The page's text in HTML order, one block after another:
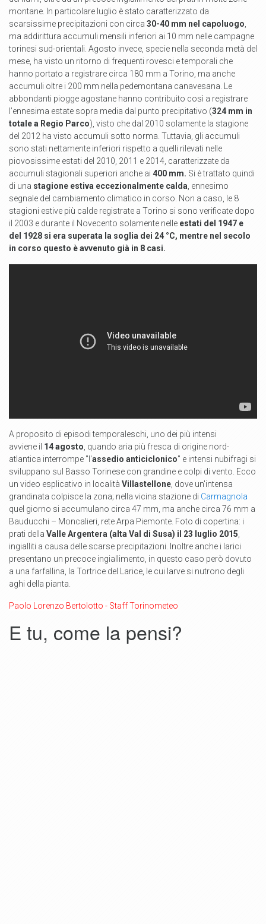
montane. In particolare luglio è stato caratterizzato da
scarsissime precipitazioni con circa 30-40 mm nel capoluogo
ma addirittura accumuli mensili inferiori ai 10 mm nelle campagne
torinesi sud-orientali. Agosto invece, specie nella seconda metà del
mese, ha visto un ritorno di frequenti rovesci e temporali che
hanno portato a registrare circa 180 mm a Torino, ma anche
accumuli oltre i 200 mm nella pedemontana canavesana. Le
abbondanti piogge agostane hanno contribuito così a registrare
l’ennesima estate sopra media dal punto precipitativo (324 mm in
totale a Regio Parco), visto che dal 2010 solamente la stagione
del 2012 ha visto accumuli sotto norma. Tuttavia, gli accumuli
sono stati nettamente inferiori rispetto a quelli rilevati nelle
piovosissime estati del 2010, 2011 e 2014, caratterizzate da
accumuli stagionali superiori anche ai 400 mm. Si è trattato quindi
di una stagione estiva eccezionalmente calda , ennesimo
segnale del cambiamento climatico in corso. Non a caso, le 8
stagioni estive più calde registrate a Torino si sono verificate dopo
il 2003 e durante il Novecento solamente nelle estati del 1947 e
del 1928 si era superata la soglia dei 24 °C, mentre nel secolo
in corso questo è avvenuto già in 8 casi.
A proposito di episodi temporaleschi, uno dei più intensi
avviene il 14 agosto , quando aria più fresca di origine nord-
atlantica interrompe "l'assedio anticiclonico" e intensi nubifragi si
sviluppano sul Basso Torinese con grandine e colpi di vento. Ecco
un video esplicativo in località Villastellone , dove un'intensa
grandinata colpisce la zona; nella vicina stazione di Carmagnola
quel giorno si accumulano circa 47 mm, ma anche circa 76 mm a
Bauducchi – Moncalieri, rete Arpa Piemonte. Foto di copertina: i
prati della Valle Argentera (alta Val di Susa) il 23 luglio 2015
ingialliti a causa delle scarse precipitazioni. Inoltre anche i larici
presentano un precoce ingiallimento, in questo caso però dovuto
a una farfallina, la Tortrice del Larice, le cui larve si nutrono degli
aghi della pianta.
Paolo Lorenzo Bertolotto - Staff Torinometeo
E tu, come la pensi?